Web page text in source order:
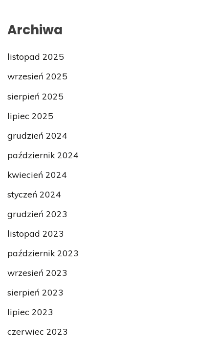
Archiwa
listopad 2025
wrzesień 2025
sierpień 2025
lipiec 2025
grudzień 2024
październik 2024
kwiecień 2024
styczeń 2024
grudzień 2023
listopad 2023
październik 2023
wrzesień 2023
sierpień 2023
lipiec 2023
czerwiec 2023